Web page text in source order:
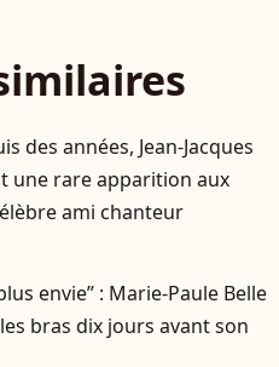
des années, Jean-Jacques
une rare apparition aux
ami chanteur
envie” : Marie-Paule Belle
bras dix jours avant son